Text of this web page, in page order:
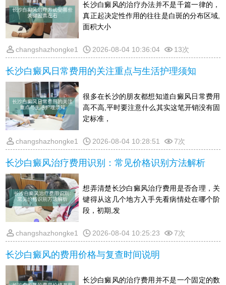
长沙白癜风的治疗办法并不是千篇一律的，
真正起决定性作用的往往是白斑的分布区域,
面积大小
changshazhongke1 2026-08-04 10:36:04 13次
长沙白癜风日常费用的关注重点与生活护理须知
很多在长沙的朋友都想知道白癜风日常费用
高不高,平时要注意什么其实这笔开销没有固
定标准，
changshazhongke1 2026-08-04 10:28:51 7次
长沙白癜风治疗费用识别：常见价格识别方法解析
想弄清楚长沙白癜风治疗费用是否合理，关
键得从这几个地方入手先看病情处在哪个阶
段，初期,发
changshazhongke1 2026-08-04 10:25:23 7次
长沙白癜风的费用价格与复查时间说明
长沙白癜风的治疗费用并不是一个固定的数